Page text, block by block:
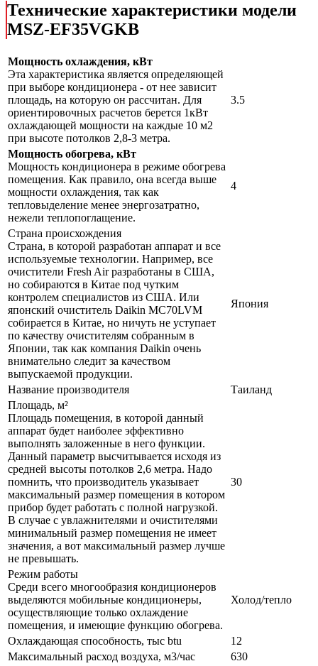
Технические характеристики модели
MSZ-EF35VGKB
Мощность охлаждения, кВт
Эта характеристика является определяющей
при выборе кондиционера - от нее зависит
площадь, на которую он рассчитан. Для
ориентировочных расчетов берется 1кВт
охлаждающей мощности на каждые 10 м2
при высоте потолков 2,8-3 метра.
3.5
Мощность обогрева, кВт
Мощность кондиционера в режиме обогрева
помещения. Как правило, она всегда выше
мощности охлаждения, так как
тепловыделение менее энергозатратно,
нежели теплопоглащение.
4
Страна происхождения
Страна, в которой разработан аппарат и все
используемые технологии. Например, все
очистители Fresh Air разработаны в США,
но собираются в Китае под чутким
контролем специалистов из США. Или
японский очиститель Daikin MC70LVM
собирается в Китае, но ничуть не уступает
по качеству очистителям собранным в
Японии, так как компания Daikin очень
внимательно следит за качеством
выпускаемой продукции.
Япония
Название производителя
Таиланд
Площадь, м²
Площадь помещения, в которой данный
аппарат будет наиболее эффективно
выполнять заложенные в него функции.
Данный параметр высчитывается исходя из
средней высоты потолков 2,6 метра. Надо
помнить, что производитель указывает
максимальный размер помещения в котором
прибор будет работать с полной нагрузкой.
В случае с увлажнителями и очистителями
минимальный размер помещения не имеет
значения, а вот максимальный размер лучше
не превышать.
30
Режим работы
Среди всего многообразия кондиционеров
выделяются мобильные кондиционеры,
осуществляющие только охлаждение
помещения, и имеющие функцию обогрева.
Холод/тепло
Охлаждающая способность, тыс btu
12
Максимальный расход воздуха, м3/час
630